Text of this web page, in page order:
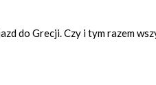
do Grecji. Czy i tym razem